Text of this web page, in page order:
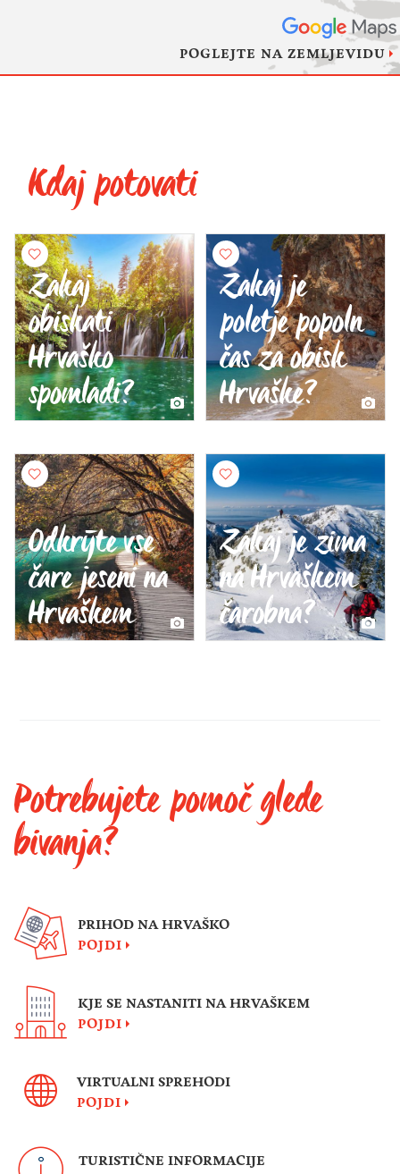
POGLEJTE NA ZEMLJEVIDU
Kdaj potovati
Zakaj
obiskati
Hrvaško
spomladi?
Zakaj je
poletje popoln
čas za obisk
Hrvaške?
Odkrijte vse
čare jeseni na
Hrvaškem
Zakaj je zima
na Hrvaškem
čarobna?
Potrebujete pomoč glede
bivanja?
PRIHOD NA HRVAŠKO
POJDI
KJE SE NASTANITI NA HRVAŠKEM
POJDI
VIRTUALNI SPREHODI
POJDI
TURISTIČNE INFORMACIJE